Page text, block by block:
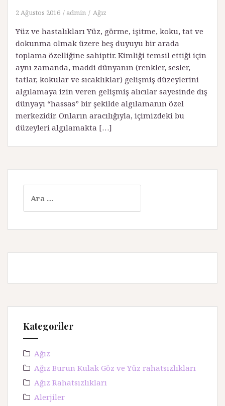
2 Ağustos 2016 admin Ağız
Yüz ve hastalıkları Yüz, görme, işitme, koku, tat ve
dokunma olmak üzere beş duyuyu bir arada
toplama özelliğine sahiptir. Kimliği temsil ettiği için
aynı zamanda, maddi dünyanın (renkler, sesler,
tatlar, ko­kular ve sıcaklıklar) gelişmiş düzeylerini
algılamaya izin veren gelişmiş alıcılar sayesinde dış
dünyayı “hassas” bir şekilde algılamanın özel
merkezidir. Onların aracılığıyla, içimizdeki bu
düzeyleri algılamakta […]
a
m
:
Kategoriler
Ağız
Ağız Burun Kulak Göz ve Yüz rahatsızlıkları
Ağız Rahatsızlıkları
Alerjiler